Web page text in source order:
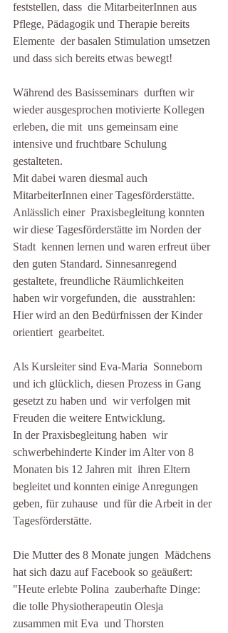
feststellen, dass  die MitarbeiterInnen aus
Pflege, Pädagogik und Therapie bereits
Elemente  der basalen Stimulation umsetzen
und dass sich bereits etwas bewegt!
Während des Basisseminars  durften wir
wieder ausgesprochen motivierte Kollegen
erleben, die mit  uns gemeinsam eine
intensive und fruchtbare Schulung
gestalteten.
Mit dabei waren diesmal auch
MitarbeiterInnen einer Tagesförderstätte.
Anlässlich einer  Praxisbegleitung konnten
wir diese Tagesförderstätte im Norden der
Stadt  kennen lernen und waren erfreut über
den guten Standard. Sinnesanregend
gestaltete, freundliche Räumlichkeiten
haben wir vorgefunden, die  ausstrahlen:
Hier wird an den Bedürfnissen der Kinder
orientiert  gearbeitet.
Als Kursleiter sind Eva-Maria  Sonneborn
und ich glücklich, diesen Prozess in Gang
gesetzt zu haben und  wir verfolgen mit
Freuden die weitere Entwicklung.
In der Praxisbegleitung haben  wir
schwerbehinderte Kinder im Alter von 8
Monaten bis 12 Jahren mit  ihren Eltern
begleitet und konnten einige Anregungen
geben, für zuhause  und für die Arbeit in der
Tagesförderstätte.
Die Mutter des 8 Monate jungen  Mädchens
hat sich dazu auf Facebook so geäußert:
"Heute erlebte Polina  zauberhafte Dinge:
die tolle Physiotherapeutin Olesja
zusammen mit Eva  und Thorsten